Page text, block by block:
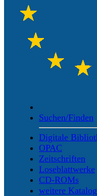
Suchen/Finden
Digitale
OPAC
Zeitschriften
Loseblattwerke
CD-ROMs
weitere